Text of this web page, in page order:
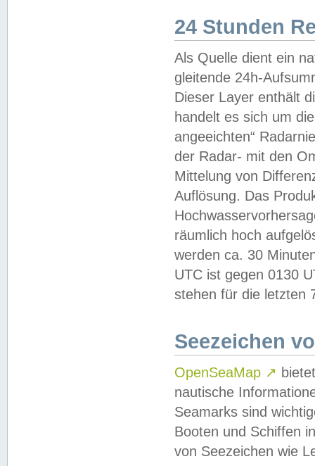
24 Stunden
Als Quelle dient ein
gleitende 24h-
Dieser Layer enthält
handelt es sich um
angeeichten“
der Radar- mit den
Mittelung von
Auflösung. Das
räumlich hoch
werden ca. 30
UTC ist gegen 0130
stehen für die letzten
Seezeichen
OpenSeaMap ↗
nautische
Seamarks sind
Booten und Schiffen
von Seezeichen wie